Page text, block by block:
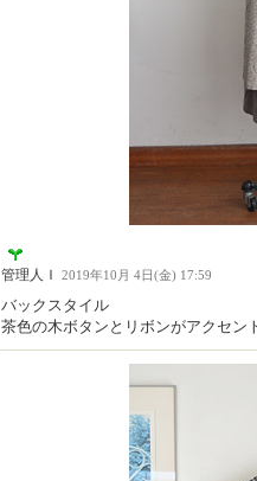
管理人Ｉ 2019年10月 4日(金) 17:59
バックスタイル
茶色の木ボタンとリボンがアクセン